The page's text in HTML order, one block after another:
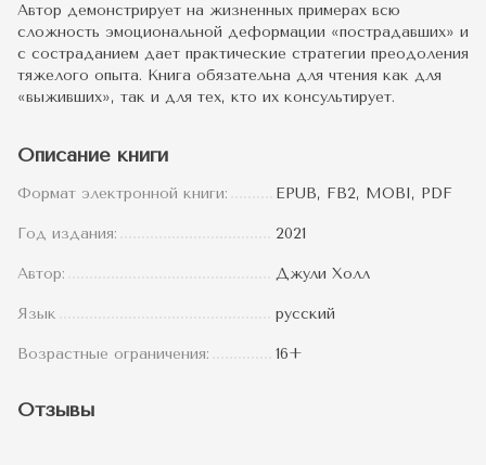
Автор демонстрирует на жизненных примерах всю
сложность эмоциональной деформации «пострадавших» и
с состраданием дает практические стратегии преодоления
тяжелого опыта. Книга обязательна для чтения как для
«выживших», так и для тех, кто их консультирует.
Описание книги
Формат электронной книги: EPUB, FB2, MOBI, PDF
Год издания: 2021
Автор: Джули Холл
Язык русский
Возрастные ограничения: 16+
Отзывы